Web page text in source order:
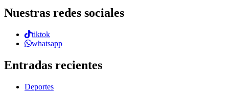
Nuestras redes sociales
tiktok
whatsapp
Entradas recientes
Deportes